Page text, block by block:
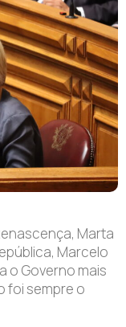
Marta
Marcelo
o Governo mais
foi sempre o